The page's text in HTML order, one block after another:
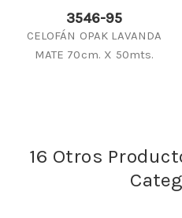
3546-95
CELOFÁN OPAK LAVANDA
MATE 70cm. X 50mts.
16 Otros